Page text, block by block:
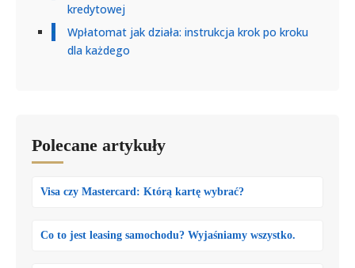
kredytowej
Wpłatomat jak działa: instrukcja krok po kroku
dla każdego
Polecane artykuły
Visa czy Mastercard: Którą kartę wybrać?
Co to jest leasing samochodu? Wyjaśniamy wszystko.